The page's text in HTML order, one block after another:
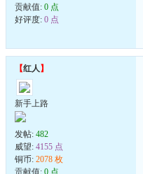
贡献值: 0 点
好评度: 0 点
【红人 】
新手上路
发帖: 482
威望: 4155 点
铜币: 2078 枚
贡献值: 0 点